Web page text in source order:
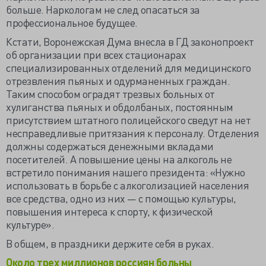
больше. Наркологам не след опасаться за
профессиональное будущее.
Кстати, Воронежская Дума внесла в ГД законопроект
об организации при всех стационарах
специализированных отделений для медицинского
отрезвления пьяных и одурманенных граждан.
Таким способом оградят трезвых больных от
хулиганства пьяных и обдолбаных, постоянным
присутствием штатного полицейского сведут на нет
несправедливые притязания к персоналу. Отделения
должны содержаться денежными вкладами
посетителей. А повышение цены на алкоголь не
встретило понимания нашего президента: «Нужно
использовать в борьбе с алкоголизацией населения
все средства, одно из них — с помощью культуры,
повышения интереса к спорту, к физической
культуре».
В общем, в праздники держите себя в руках.
Около трех миллионов россиян больны